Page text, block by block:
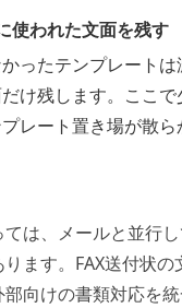
使われた文面を残す
ったテンプレート
け残します。ここで
レート置き場が散
は、メールと並行し
ます。FAX送付状の
向けの書類対応を